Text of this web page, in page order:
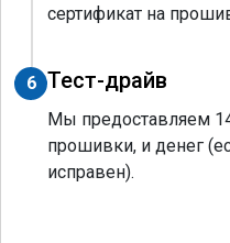
сертификат на
6 Тест-драйв
Мы предоставляем
прошивки, и денег
исправен).